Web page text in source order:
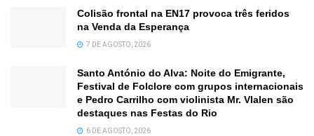
Colisão frontal na EN17 provoca três feridos
na Venda da Esperança
7 DE AGOSTO, 2026
Santo António do Alva: Noite do Emigrante,
Festival de Folclore com grupos internacionais
e Pedro Carrilho com violinista Mr. Vlalen são
destaques nas Festas do Rio
6 DE AGOSTO, 2026